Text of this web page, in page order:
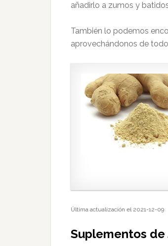
añadirlo a zumos y
También lo podemos
aprovechándonos de
Última actualización el 2021-12-09
Suplementos de